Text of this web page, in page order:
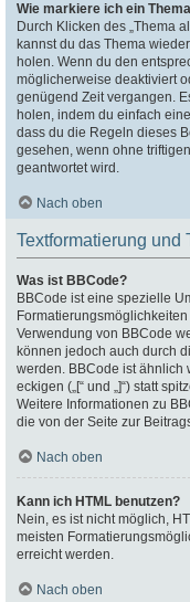
Wie markiere ich ein
Durch Klicken des „Thema
kannst du das Thema
holen. Wenn du den
möglicherweise deaktiviert
genügend Zeit vergangen.
holen, indem du einfach
dass du die Regeln dieses
gesehen, wenn ohne
geantwortet wird.
Nach oben
Textformatierung und
Was ist BBCode?
BBCode ist eine spezielle
Verwendung von BBCode
können jedoch auch durch
werden. BBCode ist ähnlich
eckigen („[“ und „]“) statt
Weitere Informationen zu
die von der Seite zur
Nach oben
Kann ich HTML benutzen?
Nein, es ist nicht möglich,
meisten
erreicht werden.
Nach oben